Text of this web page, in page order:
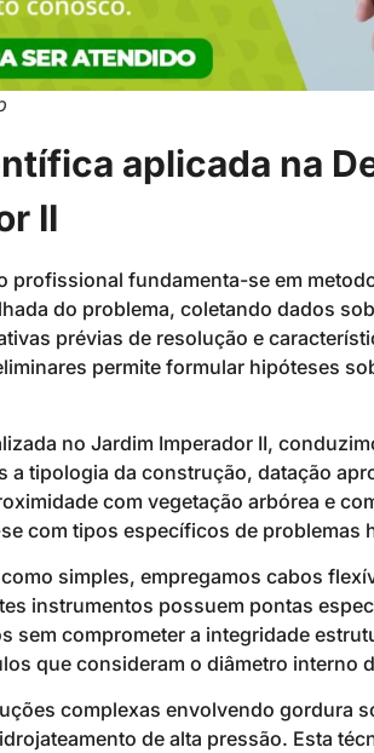
aplicada na
II
profissional fundamenta-se em
do problema, coletando dados
prévias de resolução e
permite formular hipóteses
no Jardim Imperador II,
a tipologia da construção, datação
com vegetação arbórea e
com tipos específicos de problemas
simples, empregamos cabos
instrumentos possuem pontas
sem comprometer a integridade
que consideram o diâmetro interno
complexas envolvendo gordura
de alta pressão. Esta